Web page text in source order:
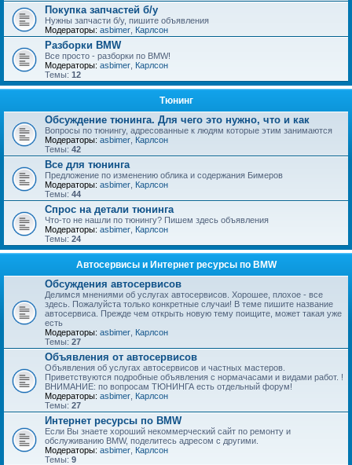
Покупка запчастей б/у
Нужны запчасти б/у, пишите объявления
Модераторы: asbimer Карлсон
Разборки BMW
Все просто - разборки по BMW!
Модераторы: asbimer Карлсон
Темы: 12
Тюнинг
Обсуждение тюнинга. Для чего это нужно, что и как
Вопросы по тюнингу, адресованные к людям которые этим занимаются
Модераторы: asbimer Карлсон
Темы: 42
Все для тюнинга
Предложение по изменению облика и содержания Бимеров
Модераторы: asbimer Карлсон
Темы: 44
Спрос на детали тюнинга
Что-то не нашли по тюнингу? Пишем здесь объявления
Модераторы: asbimer Карлсон
Темы: 24
Автосервисы и Интернет ресурсы по BMW
Обсуждения автосервисов
Делимся мнениями об услугах автосервисов. Хорошее, плохое - все
здесь. Пожалуйста только конкретные случаи! В теме пишите название
автосервиса. Прежде чем открыть новую тему поищите, может такая уже
есть
Модераторы: asbimer Карлсон
Темы: 27
Объявления от автосервисов
Объявления об услугах автосервисов и частных мастеров.
Приветствуются подробные объявления с нормачасами и видами работ. !
ВНИМАНИЕ: по вопросам ТЮНИНГА есть отдельный форум!
Модераторы: asbimer Карлсон
Темы: 27
Интернет ресурсы по BMW
Если Вы знаете хороший некоммерческий сайт по ремонту и
обслуживанию BMW, поделитесь адресом с другими.
Модераторы: asbimer Карлсон
Темы: 9